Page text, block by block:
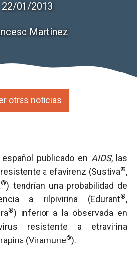
22/01/2013
Martínez
otras noticias
publicado en AIDS, las
resistente a efavirenz (Sustiva®,
®) tendrían una probabilidad de
a rilpivirina (Edurant®,
®) inferior a la observada en
resistente a etravirina
(Viramune®).